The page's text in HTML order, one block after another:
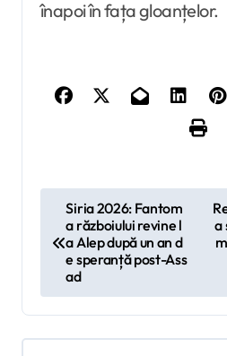
înapoi în fața gloanțelor.
i
g
Siria 2026: Fantom
a războiului revine l
a Alep după un an d
e speranță post-Ass
ad
a